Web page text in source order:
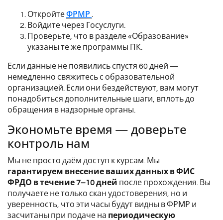
ОткройтеФРМР
Войдите через Госуслуги.
Проверьте, что в разделе «Образование»
указаны те же программы ПК.
Если данные не появились спустя 60 дней —
немедленно свяжитесь с образовательной
организацией. Если они бездействуют, вам могут
понадобиться дополнительные шаги, вплоть до
обращения в надзорные органы.
Экономьте время — доверьте
контроль нам
Мы не просто даём доступ к курсам. Мы
гарантируем внесение ваших данных в ФИС
ФРДО в течение 7–10 дней после прохождения. Вы
получаете не только скан удостоверения, но и
уверенность, что эти часы будут видны в ФРМР и
засчитаны при подаче на периодическую